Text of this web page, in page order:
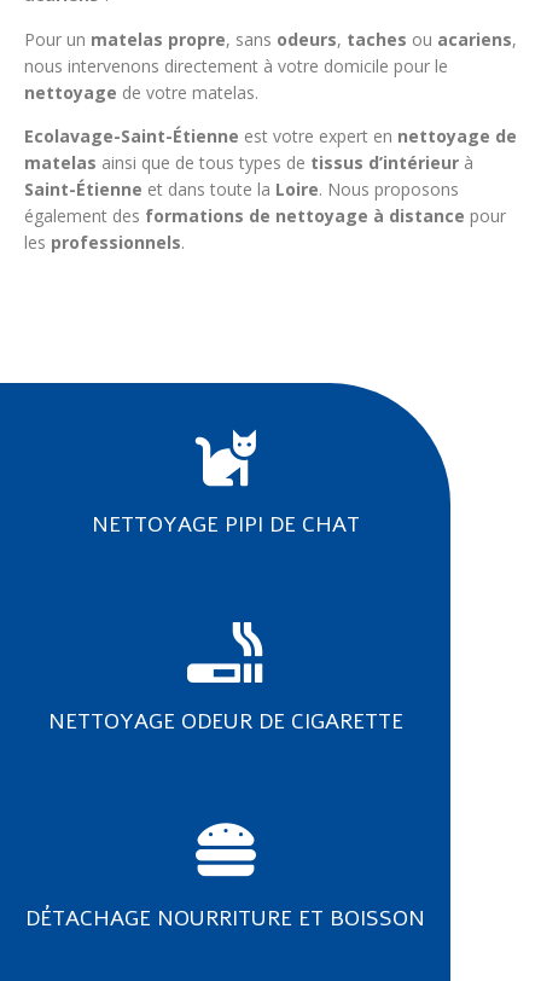
Pour un matelas propre, sans odeurs, taches ou acariens,
nous intervenons directement à votre domicile pour le
nettoyage de votre matelas.
Ecolavage-Saint-Étienne est votre expert en nettoyage de
matelas ainsi que de tous types de tissus d’intérieur à
Saint-Étienne et dans toute la Loire. Nous proposons
également des formations de nettoyage à distance pour
les professionnels.
NETTOYAGE PIPI DE CHAT
NETTOYAGE ODEUR DE CIGARETTE
DÉTACHAGE NOURRITURE ET BOISSON